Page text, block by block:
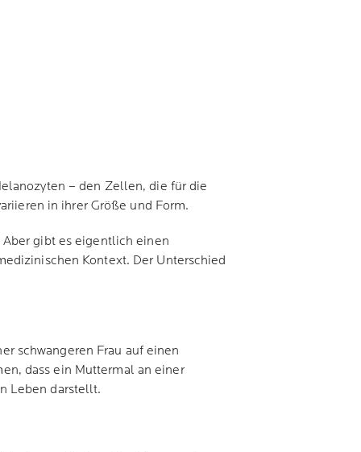
– den Zellen, die für die
in ihrer Größe und Form.
gibt es eigentlich einen
Kontext. Der Unterschied
schwangeren Frau auf einen
dass ein Muttermal an einer
Leben darstellt.